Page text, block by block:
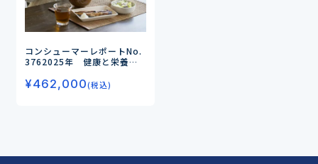
コンシューマーレポートNo.
3762025年 健康と栄養に
弾）－食品が高騰する中、消
費者の健康食品へのニーズは
¥462,000(税込)